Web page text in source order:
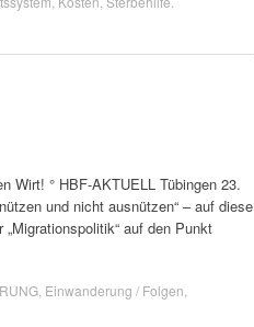
Wirt! ° HBF-AKTUELL Tübingen 23.
und nicht ausnützen“ – auf diese
auf den Punkt
Einwanderung / Folgen